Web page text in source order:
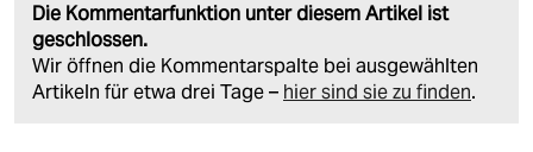
Die Kommentarfunktion unter diesem Artikel ist
geschlossen.
Wir öffnen die Kommentarspalte bei ausgewählten
Artikeln für etwa drei Tage – hier sind sie zu finden.